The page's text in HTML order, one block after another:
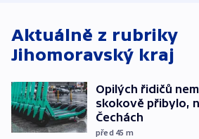
Aktuálně z rubriky
Jihomoravský kraj
Opilých řidičů
skokově přibylo,
Čechách
před 45 m